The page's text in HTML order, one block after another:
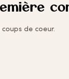
de coeur.